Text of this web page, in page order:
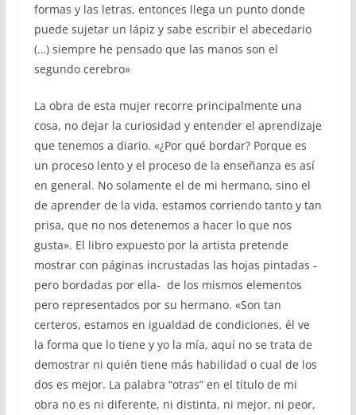
formas y las letras, entonces llega un punto donde
puede sujetar un lápiz y sabe escribir el abecedario
(…) siempre he pensado que las manos son el
segundo cerebro»
La obra de esta mujer recorre principalmente una
cosa, no dejar la curiosidad y entender el aprendizaje
que tenemos a diario. «¿Por qué bordar? Porque es
un proceso lento y el proceso de la enseñanza es así
en general. No solamente el de mi hermano, sino el
de aprender de la vida, estamos corriendo tanto y tan
prisa, que no nos detenemos a hacer lo que nos
gusta». El libro expuesto por la artista pretende
mostrar con páginas incrustadas las hojas pintadas -
pero bordadas por ella- de los mismos elementos
pero representados por su hermano. «Son tan
certeros, estamos en igualdad de condiciones, él ve
la forma que lo tiene y yo la mía, aquí no se trata de
demostrar ni quién tiene más habilidad o cual de los
dos es mejor. La palabra “otras” en el título de mi
obra no es ni diferente, ni distinta, ni mejor, ni peor,